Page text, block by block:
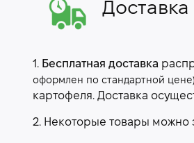
Доставка
1. Бесплатная доставка
оформлен по стандартной цене)
картофеля. Доставка
2. Некоторые товары можно